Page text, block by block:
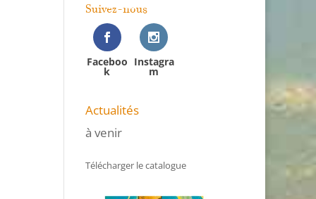
Suivez-nous
Faceboo
k
Instagra
m
Actualités
à venir
Télécharger le catalogue